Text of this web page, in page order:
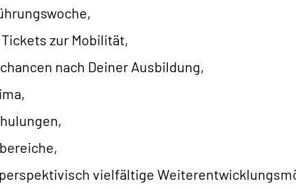
zur Mobilität,
nach Deiner Ausbildung,
vielfältige